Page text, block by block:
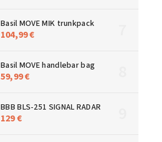
Basil MOVE MIK trunkpack
104,99 €
Basil MOVE handlebar bag
59,99 €
BBB BLS-251 SIGNAL RADAR
129 €